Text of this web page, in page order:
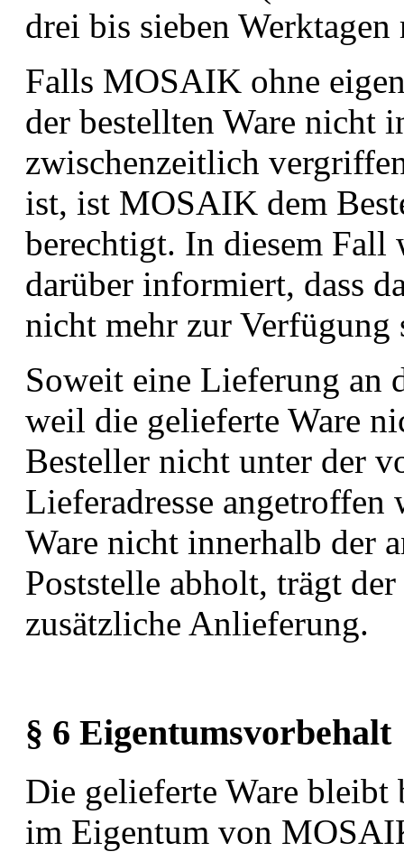
drei bis sieben Werktagen
Falls MOSAIK ohne
der bestellten Ware nicht
zwischenzeitlich
ist, ist MOSAIK dem
berechtigt. In diesem
darüber informiert, dass
nicht mehr zur Verfügung
Soweit eine Lieferung an
weil die gelieferte Ware
Besteller nicht unter der
Lieferadresse
Ware nicht innerhalb der
Poststelle abholt, trägt
zusätzliche Anlieferung.
§ 6 Eigentumsvorbehalt
Die gelieferte Ware
im Eigentum von